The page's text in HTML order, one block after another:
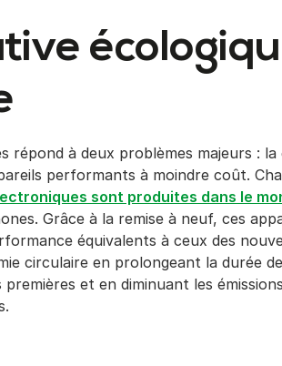
répond à deux problèmes majeurs :
performants à moindre coût.
sont produites dans le
Grâce à la remise à neuf, ces
équivalents à ceux des
circulaire en prolongeant la durée
et en diminuant les